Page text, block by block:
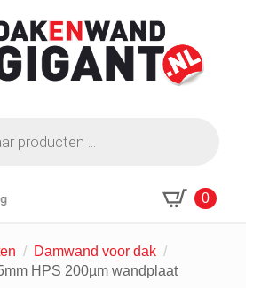
0
Damwand voor dak
HPS 200µm wandplaat